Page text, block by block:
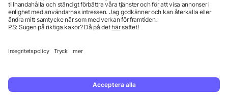
enbart till företag, institutioner, föreningar och
© 2026 allbranded GmbH.